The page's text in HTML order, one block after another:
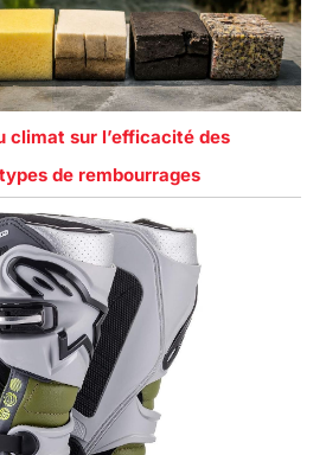
climat sur l’efficacité des
de rembourrages